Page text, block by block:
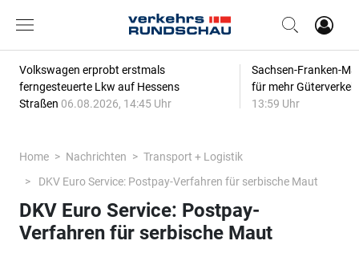
Volkswagen erprobt erstmals
ferngesteuerte Lkw auf Hessens
Straßen 06.08.2026, 14:45 Uhr
Sachsen-Franken-
für mehr
13:59 Uhr
Home Nachrichten
Transport + Logistik
DKV Euro Service: Postpay-Verfahren für serbische Maut
DKV Euro Service: Postpay-
Verfahren für serbische Maut